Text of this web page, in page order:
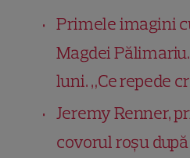
Primele imagini
Magdei
luni. „Ce repede
Jeremy Renner,
covorul roșu